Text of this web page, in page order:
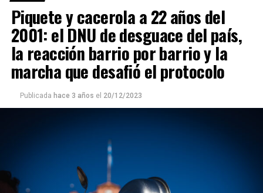
Piquete y cacerola a 22 años del
2001: el DNU de desguace del país,
la reacción barrio por barrio y la
marcha que desafió el protocolo
Publicada hace 3 años el 20/12/2023